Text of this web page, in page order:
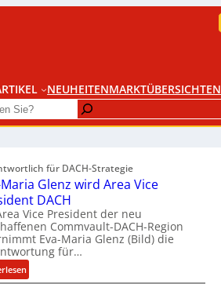
NEUHEITENMARKTÜBERSICHTEN
für DACH-Strategie
Maria Glenz wird Area Vice
DACH
Vice President der neu
Commvault-DACH-Region
Eva-Maria Glenz (Bild) die
für…
:
E